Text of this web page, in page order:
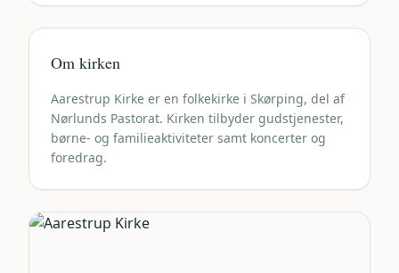
Om kirken
Aarestrup Kirke er en folkekirke i Skørping, del af
Nørlunds Pastorat. Kirken tilbyder gudstjenester,
børne- og familieaktiviteter samt koncerter og
foredrag.